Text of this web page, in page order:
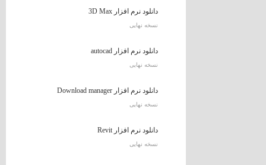
دانلود نرم افزار 3D Max
نسخه نهایی
دانلود نرم افزار autocad
نسخه نهایی
دانلود نرم افزار Download manager
نسخه نهایی
دانلود نرم افزار Revit
نسخه نهایی